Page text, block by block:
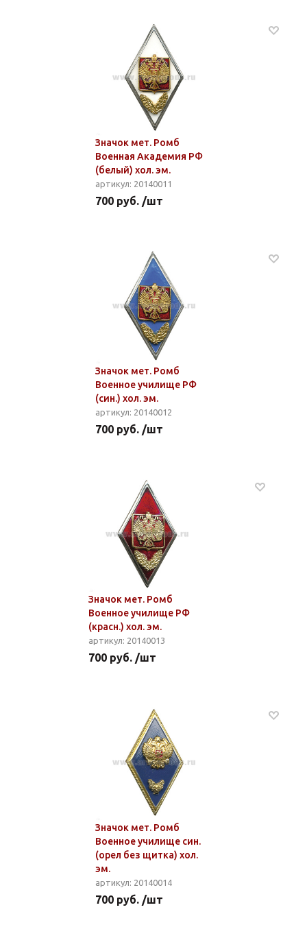
Значок мет. Ромб
Военная Академия РФ
(белый) хол. эм.
артикул: 20140011
700 руб. /шт
Значок мет. Ромб
Военное училище РФ
(син.) хол. эм.
артикул: 20140012
700 руб. /шт
Значок мет. Ромб
Военное училище РФ
(красн.) хол. эм.
артикул: 20140013
700 руб. /шт
Значок мет. Ромб
Военное училище син.
(орел без щитка) хол.
эм.
артикул: 20140014
700 руб. /шт